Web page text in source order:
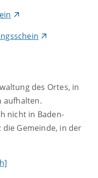
des Ortes, in
aufhalten.
nicht in Baden-
Gemeinde, in der